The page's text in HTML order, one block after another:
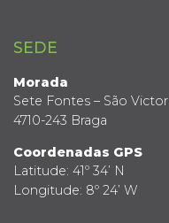
SEDE
Morada
Sete Fontes – São Victor
4710-243 Braga
Coordenadas GPS
Latitude: 41º 34’ N
Longitude: 8º 24’ W